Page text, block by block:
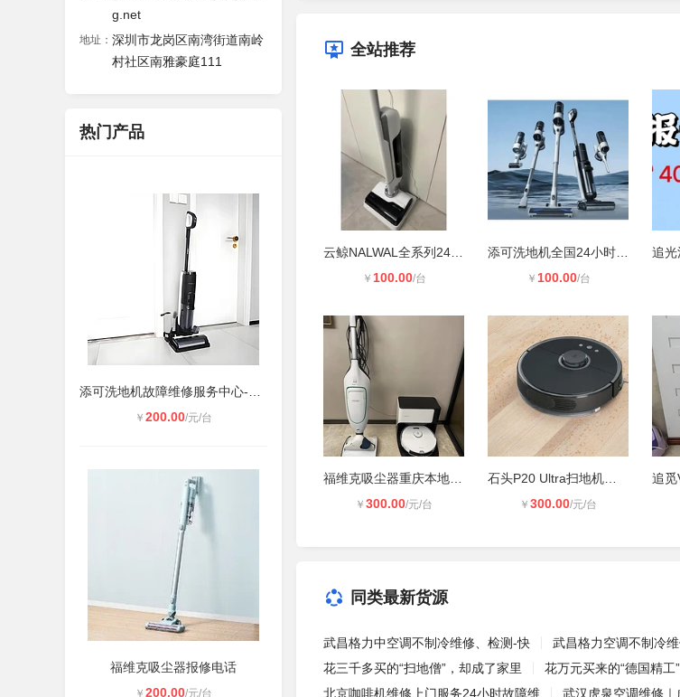
g.net
地址： 深圳市龙岗区南湾街道南岭
村社区南雅豪庭111
热门产品
￥ 200.00/元/台
福维克吸尘器报修电话
￥ 200.00/元/台
全站推荐
￥ 100.00/台 ￥ 100.00/台
￥ 300.00/元/台 ￥ 300.00/元/台
同类最新货源
武昌格力中空调不制冷维修、检测-快 武昌格力空调不制冷
花三千多买的“扫地僧”，却成了家里
花万元买来的“德国精工
北京咖啡机维修上门服务24小时故障维
武汉虎泉空调维修